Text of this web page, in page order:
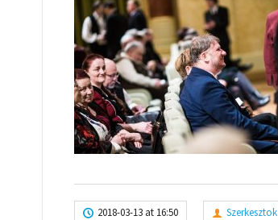
2018-03-13 at 16:50 Szerkesztok